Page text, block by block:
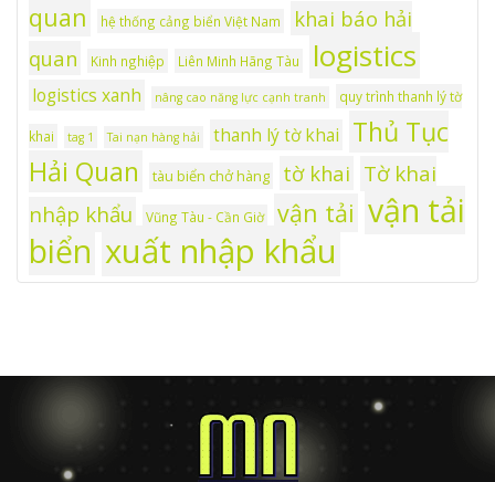
quan
hệ thống cảng biển Việt Nam
khai báo hải
quan
Kinh nghiệp Liên Minh Hãng Tàu logistics
logistics xanh nâng cao năng lực cạnh tranh quy trình thanh lý tờ
khai tag 1 Tai nạn hàng hải thanh lý tờ khai
Thủ Tục
Hải Quan
tàu biển chở hàng tờ khai Tờ khai
nhập khẩu
Vũng Tàu - Cần Giờ vận tải vận tải
biển xuất nhập khẩu